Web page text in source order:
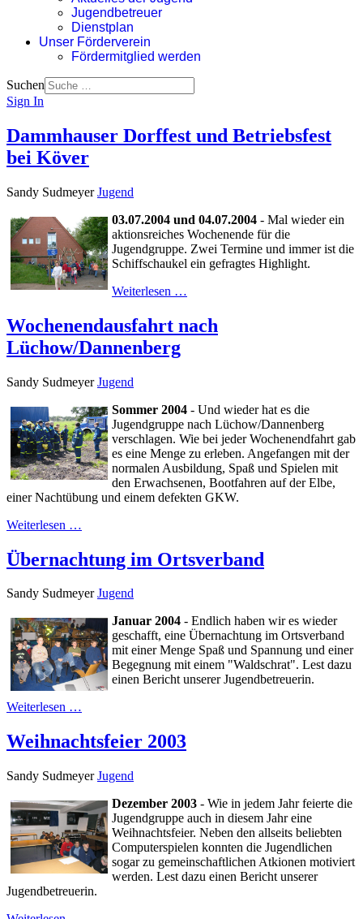
Jugendbetreuer
Dienstplan
Unser Förderverein
Fördermitglied werden
Suchen
Sign In
Dammhauser Dorffest und Betriebsfest
bei Köver
Sandy Sudmeyer Jugend
03.07.2004 und 04.07.2004 - Mal wieder ein
aktionsreiches Wochenende für die
Jugendgruppe. Zwei Termine und immer ist die
Schiffschaukel ein gefragtes Highlight.
Weiterlesen …
Wochenendausfahrt nach
Lüchow/Dannenberg
Sandy Sudmeyer Jugend
Sommer 2004 - Und wieder hat es die
Jugendgruppe nach Lüchow/Dannenberg
verschlagen. Wie bei jeder Wochenendfahrt gab
es eine Menge zu erleben. Angefangen mit der
normalen Ausbildung, Spaß und Spielen mit
den Erwachsenen, Bootfahren auf der Elbe,
einer Nachtübung und einem defekten GKW.
Weiterlesen …
Übernachtung im Ortsverband
Sandy Sudmeyer Jugend
Januar 2004 - Endlich haben wir es wieder
geschafft, eine Übernachtung im Ortsverband
mit einer Menge Spaß und Spannung und einer
Begegnung mit einem "Waldschrat". Lest dazu
einen Bericht unserer Jugendbetreuerin.
Weiterlesen …
Weihnachtsfeier 2003
Sandy Sudmeyer Jugend
Dezember 2003 - Wie in jedem Jahr feierte die
Jugendgruppe auch in diesem Jahr eine
Weihnachtsfeier. Neben den allseits beliebten
Computerspielen konnten die Jugendlichen
sogar zu gemeinschaftlichen Atkionen motiviert
werden. Lest dazu einen Bericht unserer
Jugendbetreuerin.